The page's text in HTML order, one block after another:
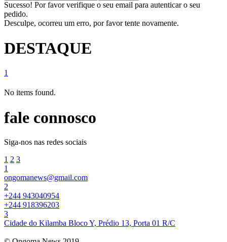
Sucesso! Por favor verifique o seu email para autenticar o seu
pedido.
Desculpe, ocorreu um erro, por favor tente novamente.
DESTAQUE
1
No items found.
fale connosco
Siga-nos nas redes sociais
1 2 3
1
ongomanews@gmail.com
2
+244 943040954
+244 918396203
3
Cidade do Kilamba Bloco Y, Prédio 13, Porta 01 R/C